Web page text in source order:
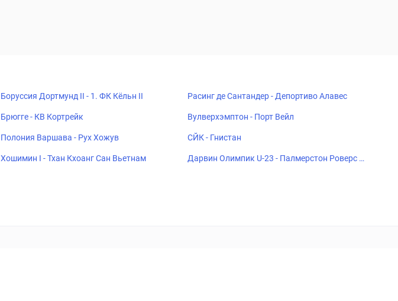
Боруссия Дортмунд II - 1. ФК Кёльн II Расинг де Сантандер - Депортиво Алавес
Брюгге - КВ Кортрейк Вулверхэмптон - Порт Вейл
Полония Варшава - Рух Хожув СЙК - Гнистан
Хошимин I - Тхан Кхоанг Сан Вьетнам
Дарвин Олимпик U-23 - Палмерстон Роверс Ф